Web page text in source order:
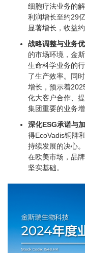
细胞疗法业务的
利润增长至约29
显著增长，收益
战略调整与业务
的市场环境，金
生命科学业务的
了生产效率。同
增长，预示着
化大客户合作、
集团重要的业务增
深化ESG承诺与
得EcoVadis铜牌
持续发展的决心
在欧美市场，品
坚实基础。